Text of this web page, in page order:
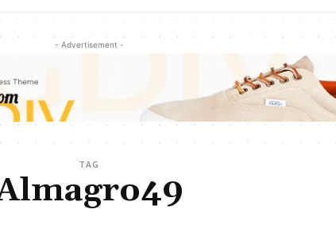
- Advertisement -
TAG